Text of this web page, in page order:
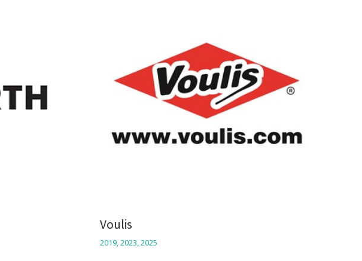
Voulis
2019,2023,2025